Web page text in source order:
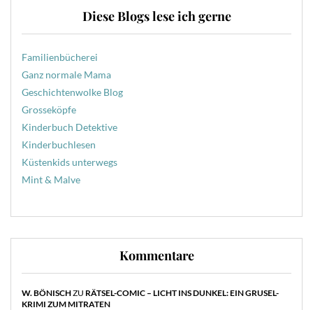
Diese Blogs lese ich gerne
Familienbücherei
Ganz normale Mama
Geschichtenwolke Blog
Grosseköpfe
Kinderbuch Detektive
Kinderbuchlesen
Küstenkids unterwegs
Mint & Malve
Kommentare
W. BÖNISCHZU RÄTSEL-COMIC – LICHT INS DUNKEL: EIN GRUSEL-
KRIMI ZUM MITRATEN